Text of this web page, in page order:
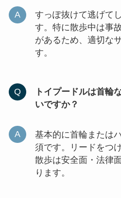
すっぽ抜けて逃げて
す。特に散歩中は事
があるため、適切な
す。
トイプードルは首輪
いですか？
基本的に首輪または
須です。リードをつ
散歩は安全面・法律
ります。